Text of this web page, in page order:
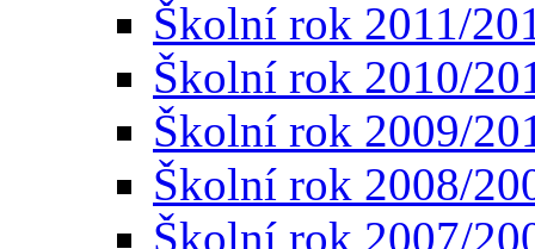
Školní rok 2011/
Školní rok 2010/
Školní rok 2009/
Školní rok 2008/
Školní rok 2007/